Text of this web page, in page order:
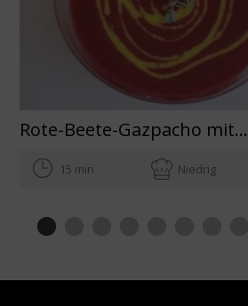
Rote-Beete-Gazpacho mit Mango-Vinaigrette
15 min Niedrig